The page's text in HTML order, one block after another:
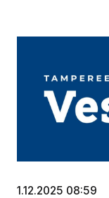
1.12.2025 08:59